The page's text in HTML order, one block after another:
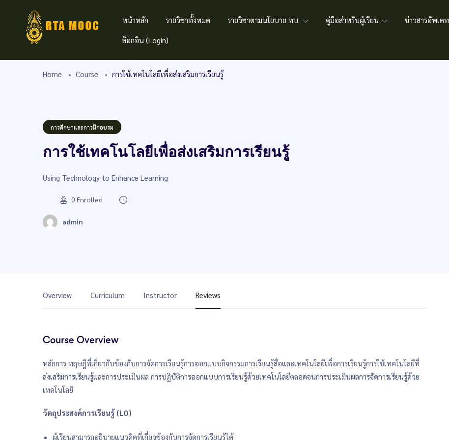
หน้าหลัก รายวิชาทั้งหมด รายวิชาตามนโยบาย ทบ. คู่มือสำหรับผู้เรียน ข่าวสารอัพเดท
ล็อกอิน (Login)
Home Course การใช้เทคโนโลยีเพื่อส่งเสริมการเรียนรู้
การศึกษาและการฝึกอบรม
การใช้เทคโนโลยีเพื่อส่งเสริมการเรียนรู้
Using Technology to Enhance Learning
0 Enrolled
admin
Overview Curriculum Instructor Reviews
Course Overview
หลักการ ทฤษฎีที่เกี่ยวกับข้องกับการจัดการเรียนรู้การออกแบบกิจกรรมการเรียนรู้สื่อและเทคโนโลยีเพื่อการเรียนรู้การใช้เทคโนโลยีที่
ส่งเสริมการเรียนรู้และการประเมินผล การปฏิบัติการออกแบบการเรียนรู้ด้วยเทคโนโลยีตลอดจนการประเมินผลการจัดการเรียนรู้ด้วย
เทคโนโลยี
วัตถุประสงค์การเรียนรู้ (LO)
ผู้เรียนสามารถอธิบายแนวคิดที่เกี่ยวข้องกับการจัดการเรียนรู้ได้